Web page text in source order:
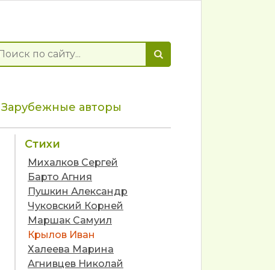
Зарубежные авторы
Стихи
Михалков Сергей
Барто Агния
Пушкин Александр
Чуковский Корней
Маршак Самуил
Крылов Иван
Халеева Марина
Агнивцев Николай